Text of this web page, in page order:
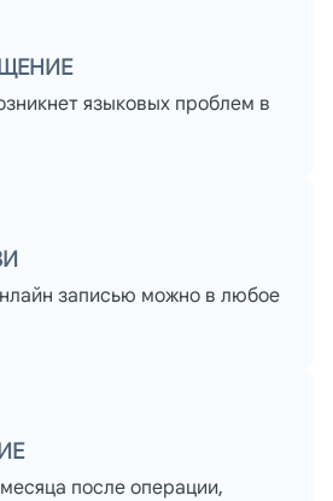
языковых проблем в
записью можно в любое
после операции,